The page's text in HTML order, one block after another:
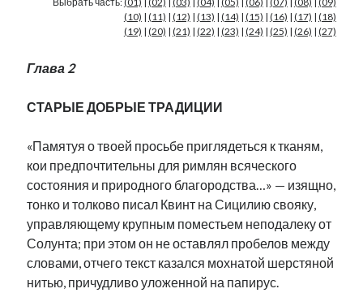
Фотографии
Юмор
radio narva takinada
ансиппиада видео война
в поисках здравого смысла
высказывание
интервью история кабинетные истории
катри райк кая каллас книга маська нарва
(10) | (11) | (12) | (13) | (14) | (15) | (16) | (17) | (18)
(19) | (20) | (21) | (22) | (23) | (24) | (25) | (26) | (27)
Глава 2
СТАРЫЕ ДОБРЫЕ ТРАДИЦИИ
«Памятуя о твоей просьбе приглядеться к тканям,
кои предпочтительны для римлян всяческого
состояния и природного благородства…» — изящно,
тонко и толково писал Квинт на Сицилию свояку,
управляющему крупным поместьем неподалеку от
Солунта; при этом он не оставлял пробелов между
словами, отчего текст казался мохнатой шерстяной
нитью, причудливо уложенной на папирус.